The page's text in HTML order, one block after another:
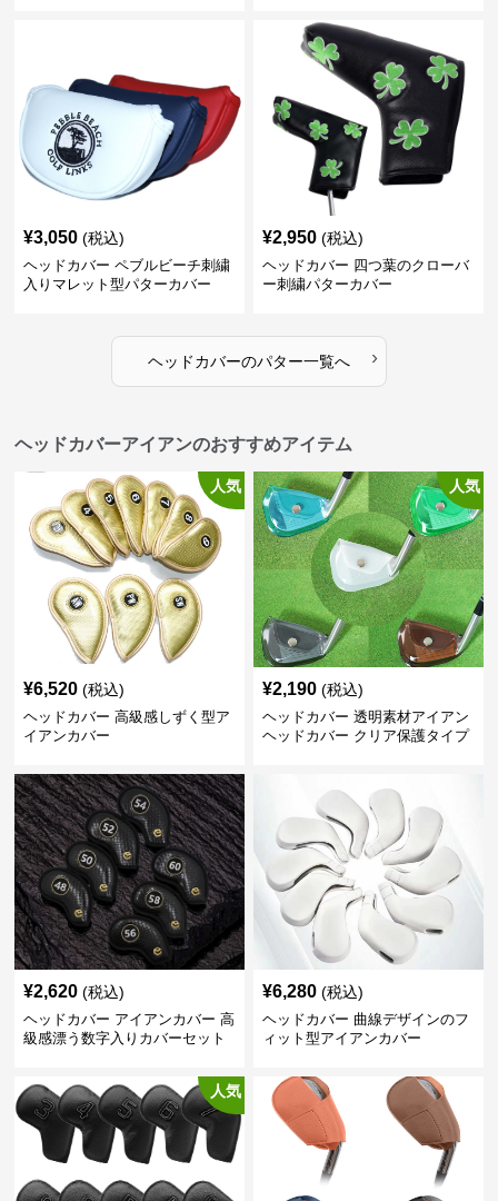
¥3,050 (税込)
ヘッドカバー ペブルビーチ刺繍
入りマレット型パターカバー
¥2,950 (税込)
ヘッドカバー 四つ葉のクローバ
ー刺繍パターカバー
ヘッドカバーのパター一覧へ ›
ヘッドカバーアイアンのおすすめアイテム
人気
¥6,520 (税込)
ヘッドカバー 高級感しずく型ア
イアンカバー
人気
¥2,190 (税込)
ヘッドカバー 透明素材アイアン
ヘッドカバー クリア保護タイプ
¥2,620 (税込)
ヘッドカバー アイアンカバー 高
級感漂う数字入りカバーセット
¥6,280 (税込)
ヘッドカバー 曲線デザインのフ
ィット型アイアンカバー
人気